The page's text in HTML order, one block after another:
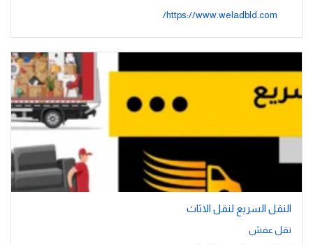
https://www.weladbld.com/
النقل السريع لنقل الاثاث
نقل عفش